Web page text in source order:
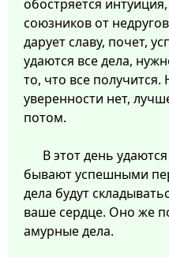
обостряется
союзников от
дарует славу, почет,
удаются все дела,
то, что все получится.
уверенности нет,
потом.
В этот день
бывают успешными
дела будут
ваше сердце. Оно же
амурные дела.